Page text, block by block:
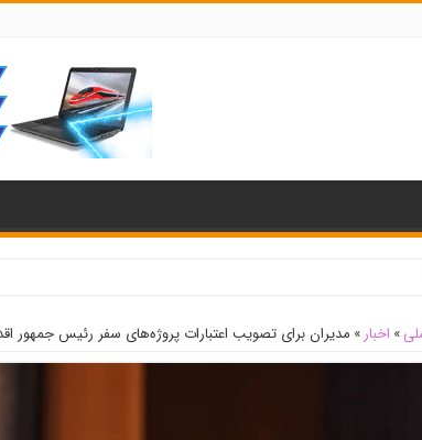
» اخبار » مدیران برای تصویب اعتبارات پروژه‌های سفر رئیس جمهور